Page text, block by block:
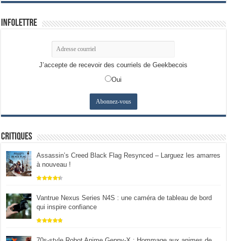
Infolettre
J’accepte de recevoir des courriels de Geekbecois
Oui
Critiques
Assassin’s Creed Black Flag Resynced – Larguez les amarres
à nouveau !
Vantrue Nexus Series N4S : une caméra de tableau de bord
qui inspire confiance